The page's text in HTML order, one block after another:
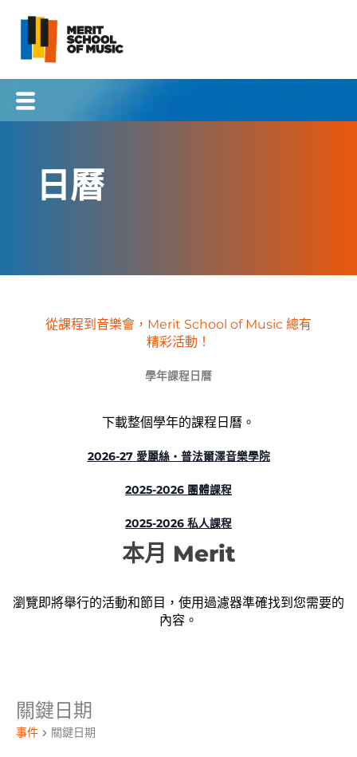
日曆
從課程到音樂會，Merit School of Music 總有
精彩活動！
學年課程日曆
下載整個學年的課程日曆。
2026-27 愛麗絲‧普法爾澤音樂學院
2025-2026 團體課程
2025-2026 私人課程
本月 Merit
瀏覽即將舉行的活動和節目，使用過濾器準確找到您需要的
內容。
關鍵日期
事件 關鍵日期
事
件